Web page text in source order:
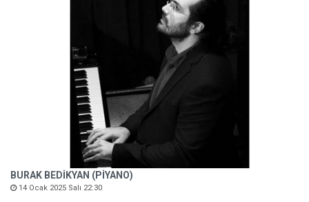
BURAK BEDİKYAN (PİYANO)
14 Ocak 2025 Salı 22:30